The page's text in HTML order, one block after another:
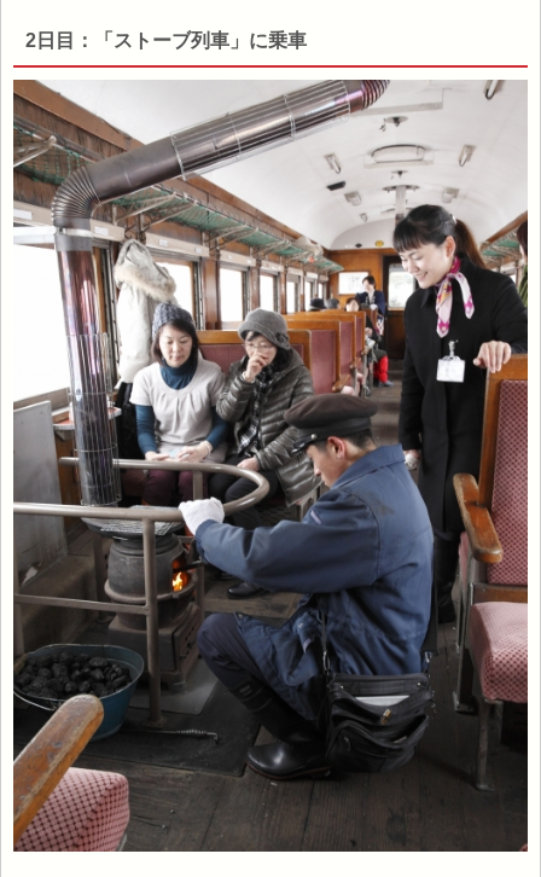
2日目：「ストーブ列車」に乗車